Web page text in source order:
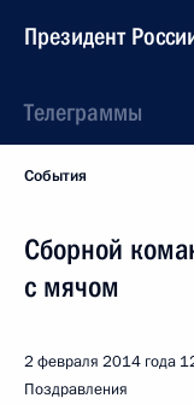
Президент
Телеграммы
События
Сборной
с мячом
2 февраля 2014 года
Поздравления